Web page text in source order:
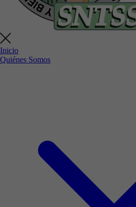
Inicio
Quiénes Somos